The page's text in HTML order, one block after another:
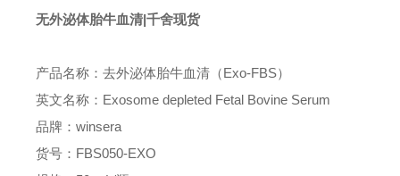
无外泌体胎牛血清|千舍现货
产品名称：去外泌体胎牛血清（Exo-FBS）
英文名称：Exosome depleted Fetal Bovine Serum
品牌：winsera
货号： FBS050-EXO